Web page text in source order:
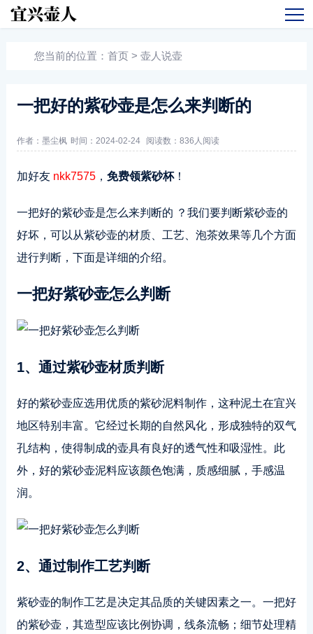
您当前的位置： 首页 > 壶人说壶
一把好的紫砂壶是怎么来判断的
作者：墨尘枫 时间：2024-02-24 阅读数： 836人阅读
加好友 nkk7575， 免费领紫砂杯！
一把好的紫砂壶是怎么来判断的 ？我们要判断紫砂壶的
好坏，可以从紫砂壶的材质、工艺、泡茶效果等几个方面
进行判断，下面是详细的介绍。
一把好紫砂壶怎么判断
1、通过紫砂壶材质判断
好的紫砂壶应选用优质的紫砂泥料制作，这种泥土在宜兴
地区特别丰富。它经过长期的自然风化，形成独特的双气
孔结构，使得制成的壶具有良好的透气性和吸湿性。此
外，好的紫砂壶泥料应该颜色饱满，质感细腻，手感温
润。
2、通过制作工艺判断
紫砂壶的制作工艺是决定其品质的关键因素之一。一把好
的紫砂壶，其造型应该比例协调，线条流畅；细节处理精